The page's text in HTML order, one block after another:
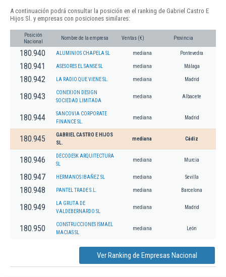
A continuación podrá consultar la posición en el ranking de Gabriel Castro E
Hijos Sl. y empresas con posiciones similares:
Posición
Nacional
Nombre de la empresa Ventas (€) Provincia
180.940 ALUMINIOS CHAPELA SL mediana Pontevedra
180.941 ASESORES EL SANSE SL mediana Málaga
180.942 LA RADIO QUE VIENE SL. mediana Madrid
180.943
CONEXION DESIGN
SOCIEDAD LIMITADA
mediana Albacete
180.944
SANCOVIA CORPORATE
FINANCE SL.
mediana Madrid
180.945
GABRIEL CASTRO E HIJOS
SL.
mediana Cádiz
180.946
DECODESK ARQUITECTURA
SL
mediana Murcia
180.947 HERMANOS IBAÑEZ SL mediana Sevilla
180.948 PANTEL TRADE S.L. mediana Barcelona
180.949
LA GRUTA DE
VALDEBERNARDO SL
mediana Madrid
180.950
CONSTRUCCIONES ISMAEL
MACIAS SL
mediana León
Ver Ranking de Empresas Nacional